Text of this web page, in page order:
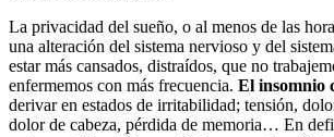
La privacidad del sueño, o al menos de las
una alteración del sistema nervioso y del
estar más cansados, distraídos, que no
enfermemos con más frecuencia. El insomnio
derivar en estados de irritabilidad; tensión,
dolor de cabeza, pérdida de memoria… En